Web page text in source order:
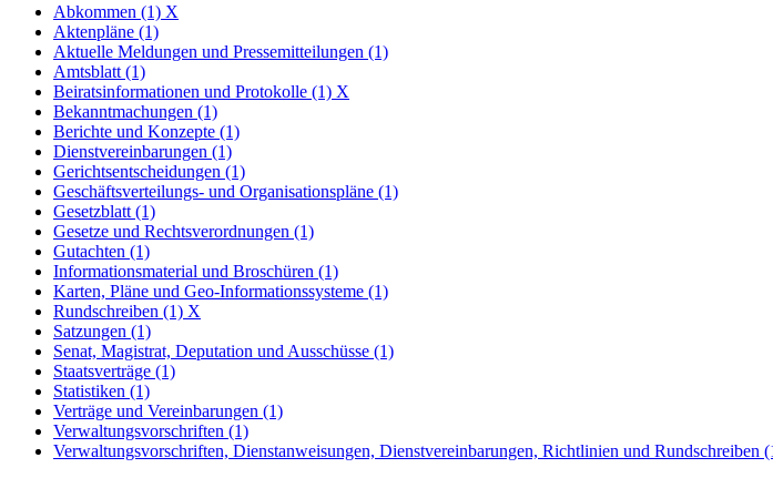
Abkommen (1) X
Aktenpläne (1)
Aktuelle Meldungen und Pressemitteilungen (1)
Amtsblatt (1)
Beiratsinformationen und Protokolle (1) X
Bekanntmachungen (1)
Berichte und Konzepte (1)
Dienstvereinbarungen (1)
Gerichtsentscheidungen (1)
Geschäftsverteilungs- und Organisationspläne (1)
Gesetzblatt (1)
Gesetze und Rechtsverordnungen (1)
Gutachten (1)
Informationsmaterial und Broschüren (1)
Karten, Pläne und Geo-Informationssysteme (1)
Rundschreiben (1) X
Satzungen (1)
Senat, Magistrat, Deputation und Ausschüsse (1)
Staatsverträge (1)
Statistiken (1)
Verträge und Vereinbarungen (1)
Verwaltungsvorschriften (1)
Verwaltungsvorschriften, Dienstanweisungen, Dienstvereinbarungen, Richtlinien und Rundschreiben